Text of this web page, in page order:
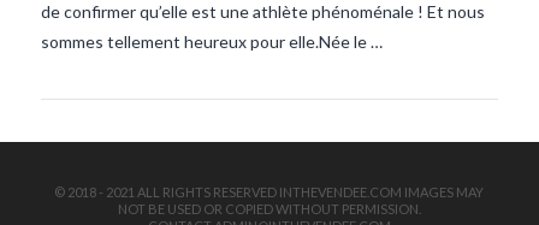
de confirmer qu’elle est une athlète phénoménale ! Et nous
sommes tellement heureux pour elle.Née le …
© 2018 - 2021 ALL RIGHTS RESERVED INTHEVENDEE.COM IMAGES MAY
NOT BE USED OR COPIED WITHOUT PERMISSION.